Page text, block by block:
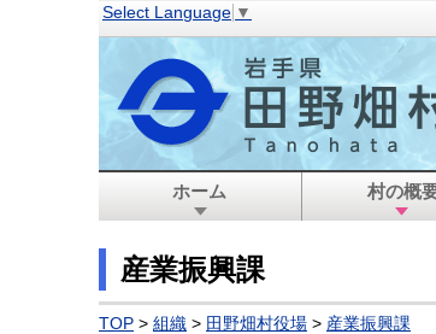
Select Language ▼
ホーム 村の概
産業振興課
TOP > 組織 > 田野畑村役場 > 産業振興課